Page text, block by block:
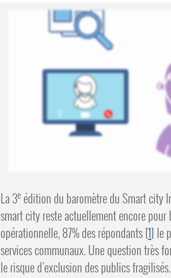
La 3e édition du baromètre du Smart city
smart city reste actuellement encore
opérationnelle, 87% des répondants[1] le
services communaux. Une question très
le risque d’exclusion des publics fragilisés.